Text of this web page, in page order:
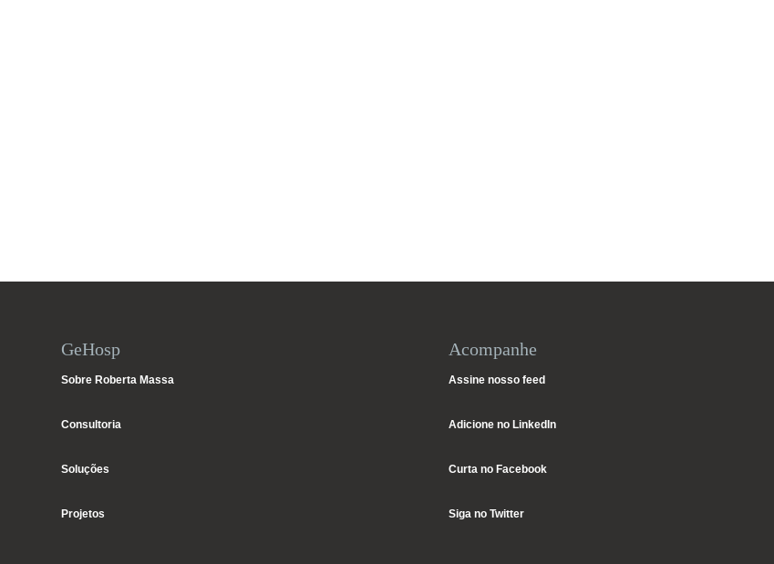
GeHosp
Sobre Roberta Massa
Consultoria
Soluções
Projetos
Acompanhe
Assine nosso feed
Adicione no LinkedIn
Curta no Facebook
Siga no Twitter